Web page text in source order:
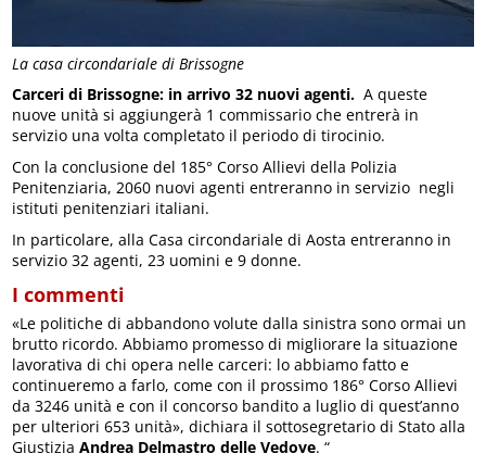
La casa circondariale di Brissogne
Carceri di Brissogne: in arrivo 32 nuovi agenti. A queste
nuove unità si aggiungerà 1 commissario che entrerà in
servizio una volta completato il periodo di tirocinio.
Con la conclusione del 185° Corso Allievi della Polizia
Penitenziaria, 2060 nuovi agenti entreranno in servizio negli
istituti penitenziari italiani.
In particolare, alla Casa circondariale di Aosta entreranno in
servizio 32 agenti, 23 uomini e 9 donne.
I commenti
«Le politiche di abbandono volute dalla sinistra sono ormai un
brutto ricordo. Abbiamo promesso di migliorare la situazione
lavorativa di chi opera nelle carceri: lo abbiamo fatto e
continueremo a farlo, come con il prossimo 186° Corso Allievi
da 3246 unità e con il concorso bandito a luglio di quest’anno
per ulteriori 653 unità», dichiara il sottosegretario di Stato alla
GiustiziaAndrea Delmastro delle Vedove. “